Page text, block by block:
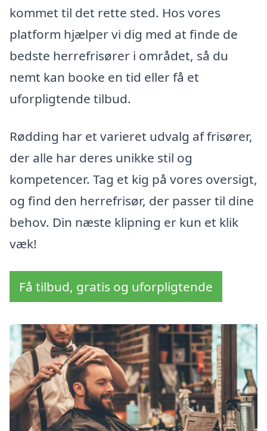
kommet til det rette sted. Hos vores
platform hjælper vi dig med at finde de
bedste herrefrisører i området, så du
nemt kan booke en tid eller få et
uforpligtende tilbud.
Rødding har et varieret udvalg af frisører,
der alle har deres unikke stil og
kompetencer. Tag et kig på vores oversigt,
og find den herrefrisør, der passer til dine
behov. Din næste klipning er kun et klik
væk!
Få tilbud, gratis og uforpligtende